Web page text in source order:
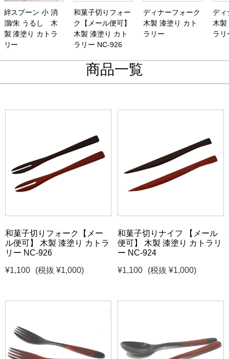
絆スプーン 小 消
溜/朱 うるし 木
製 漆塗り カトラ
リー
和菓子切りフォー
ク【メール便可】
木製 漆塗り カト
ラリー NC-926
ディナーフォーク
木製 漆塗り カト
ラリー
ディ
木製
ラ
商品一覧
和菓子切りフォーク【メー
ル便可】 木製 漆塗り カトラ
リー NC-926
¥1,100
(税抜 ¥1,000)
和菓子切りナイフ 【メール
便可】 木製 漆塗り カトラリ
ー NC-924
¥1,100
(税抜 ¥1,000)